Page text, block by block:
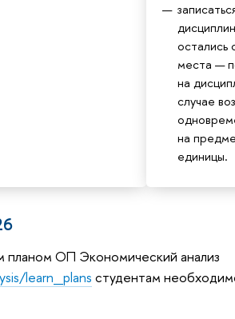
остались
места —
на
случае
на
единицы.
планом ОП Экономический анализ
learn_plans студентам